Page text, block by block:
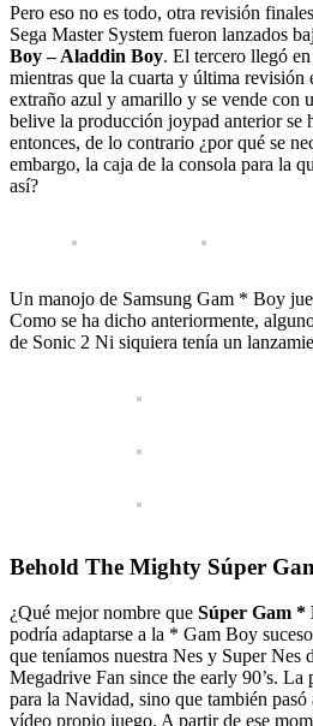
Pero eso no es todo, otra revisión
Sega Master System fueron lanzados
Boy – Aladdin Boy. El tercero llegó
mientras que la cuarta y última revisión
extraño azul y amarillo y se vende con
belive la producción joypad anterior se
entonces, de lo contrario ¿por qué se
embargo, la caja de la consola para la
así?
Un manojo de Samsung Gam * Boy
Como se ha dicho anteriormente,
de Sonic 2 Ni siquiera tenía un
Behold The Mighty Súper
¿Qué mejor nombre que Súper Gam *
podría adaptarse a la * Gam Boy
que teníamos nuestra Nes y Super Nes
Megadrive Fan since the early 90’s. La
para la Navidad, sino que también
vídeo propio juego. A partir de ese